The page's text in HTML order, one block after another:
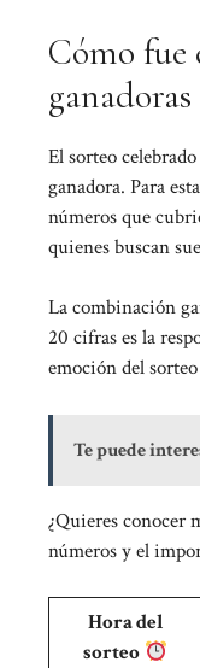
Cómo fue
ganadoras
El sorteo
ganadora. Para
números que
quienes buscan
La combinación
20 cifras es la
emoción del
Te puede
¿Quieres conocer
números y el
Hora del
sorteo